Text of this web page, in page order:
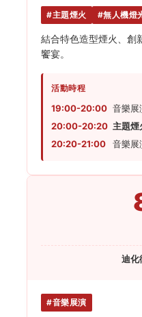
#主題煙火 #無人機燈
結合特色造型煙火、創
饗宴。
活動時程
19:00-20:00 音樂展
20:00-20:20 主題煙
20:20-21:00
音樂展
迪化
#音樂展演